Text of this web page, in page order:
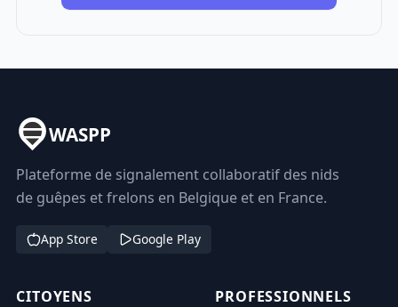
WASPP
Plateforme de signalement collaboratif des nids
de guêpes et frelons en Belgique et en France.
App Store Google Play
CITOYENS
PROFESSIONNELS